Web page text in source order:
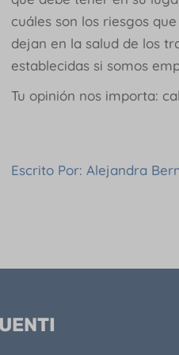
cuáles son los riesgos
dejan en la salud de los
establecidas si somos
Tu opinión nos importa:
Escrito Por: Alejandra